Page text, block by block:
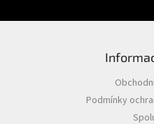
Podmínky